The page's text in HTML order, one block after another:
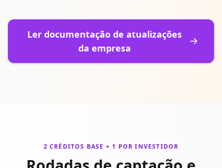
Ler documentação de atualizações
da empresa
2 CRÉDITOS BASE + 1 POR INVESTIDOR